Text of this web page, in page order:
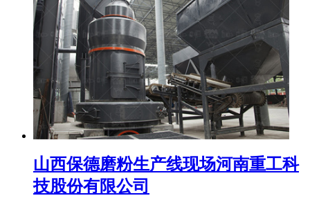
山西保德磨粉生产线现场河南重工科
技股份有限公司